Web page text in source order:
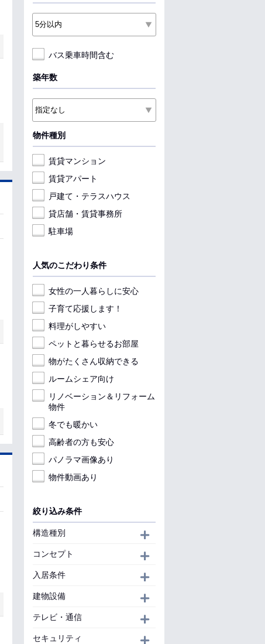
バス乗車時間含む
築年数
物件種別
賃貸マンション
賃貸アパート
戸建て・テラスハウス
貸店舗・賃貸事務所
駐車場
人気のこだわり条件
女性の一人暮らしに安心
子育て応援します！
料理がしやすい
ペットと暮らせるお部屋
物がたくさん収納できる
ルームシェア向け
リノベーション＆リフォーム
物件
冬でも暖かい
高齢者の方も安心
パノラマ画像あり
物件動画あり
絞り込み条件
構造種別
コンセプト
入居条件
建物設備
テレビ・通信
セキュリティ